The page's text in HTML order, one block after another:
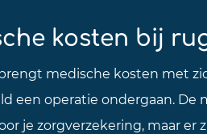
kosten bij
medische kosten met
een operatie ondergaan. De
je zorgverzekering, maar er